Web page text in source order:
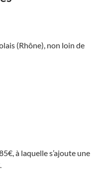
(Rhône), non loin de
à laquelle s’ajoute une